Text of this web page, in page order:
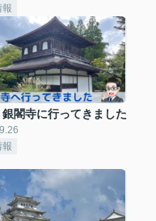
報
閣寺に行ってきました
報